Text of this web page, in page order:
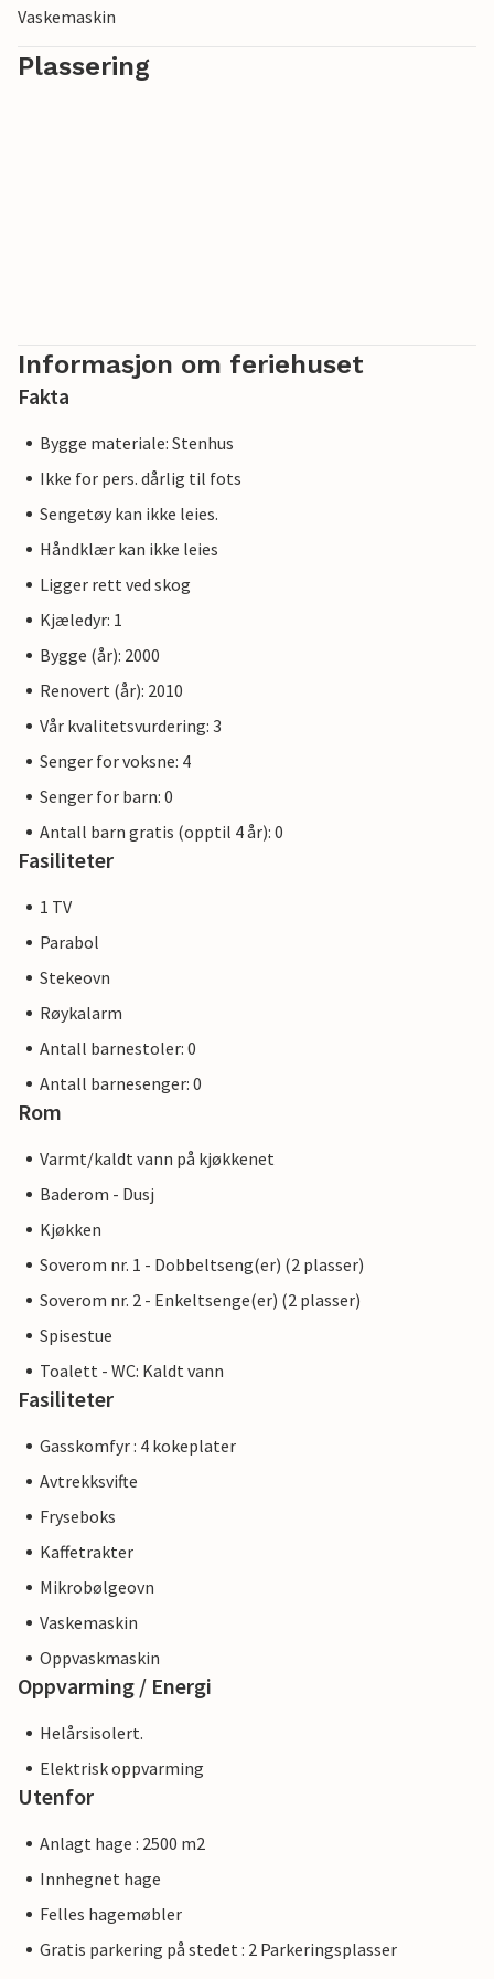
Vaskemaskin
Plassering
Informasjon om feriehuset
Fakta
Bygge materiale: Stenhus
Ikke for pers. dårlig til fots
Sengetøy kan ikke leies.
Håndklær kan ikke leies
Ligger rett ved skog
Kjæledyr: 1
Bygge (år): 2000
Renovert (år): 2010
Vår kvalitetsvurdering: 3
Senger for voksne: 4
Senger for barn: 0
Antall barn gratis (opptil 4 år): 0
Fasiliteter
1 TV
Parabol
Stekeovn
Røykalarm
Antall barnestoler: 0
Antall barnesenger: 0
Rom
Varmt/kaldt vann på kjøkkenet
Baderom - Dusj
Kjøkken
Soverom nr. 1 - Dobbeltseng(er) (2 plasser)
Soverom nr. 2 - Enkeltsenge(er) (2 plasser)
Spisestue
Toalett - WC: Kaldt vann
Fasiliteter
Gasskomfyr : 4 kokeplater
Avtrekksvifte
Fryseboks
Kaffetrakter
Mikrobølgeovn
Vaskemaskin
Oppvaskmaskin
Oppvarming / Energi
Helårsisolert.
Elektrisk oppvarming
Utenfor
Anlagt hage : 2500 m2
Innhegnet hage
Felles hagemøbler
Gratis parkering på stedet : 2 Parkeringsplasser